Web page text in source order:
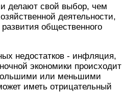
делают свой выбор, чем
деятельности,
общественного
недостатков - инфляция,
экономики происходит
или меньшими
иметь отрицательный